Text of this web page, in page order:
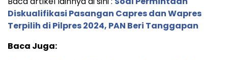
Diskualifikasi Pasangan Capres dan Wapres
Terpilih di Pilpres 2024, PAN Beri Tanggapan
Baca Juga: